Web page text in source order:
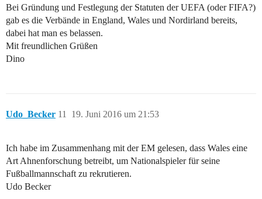
Bei Gründung und Festlegung der Statuten der UEFA (oder FIFA?)
gab es die Verbände in England, Wales und Nordirland bereits,
dabei hat man es belassen.
Mit freundlichen Grüßen
Dino
Udo_Becker 19. Juni 2016 um 21:53
11
Ich habe im Zusammenhang mit der EM gelesen, dass Wales eine
Art Ahnenforschung betreibt, um Nationalspieler für seine
Fußballmannschaft zu rekrutieren.
Udo Becker